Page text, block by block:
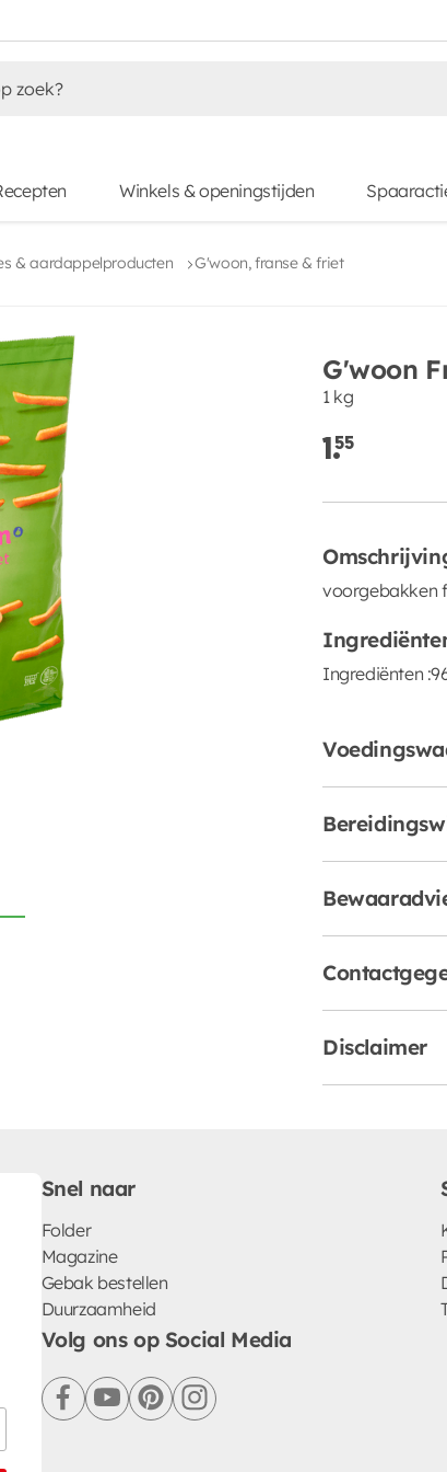
Winkels & openingstijden
& aardappelproducten G'woon, franse & friet
G'woon
1 kg
1.55
voorgebakken
Ingrediënten
Disclaimer
Snel naar
Folder
Magazine
Gebak bestellen
Duurzaamheid
Volg ons op Social Media
facebookyoutubepinterestinstagram